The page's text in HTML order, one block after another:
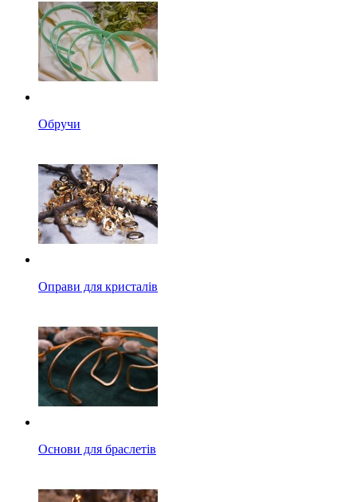
Обручи
Оправи для кристалів
Основи для браслетів